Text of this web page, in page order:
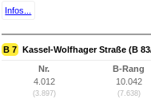
Infos...
B 7 Kassel-Wolfhager Straße (B
Nr.
4.012
(3.897)
B-Rang
10.042
(7.638)